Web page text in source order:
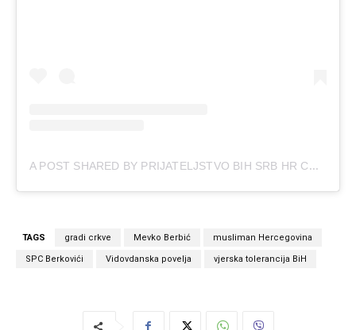
A
POST SHARED BY PRIJATELJSTVO BIH SRB HR CG (@OFFICIAL.BIH.SRB.HR.CG)
TAGS gradi crkve Mevko Berbić musliman Hercegovina
SPC Berkovići Vidovdanska povelja vjerska tolerancija BiH